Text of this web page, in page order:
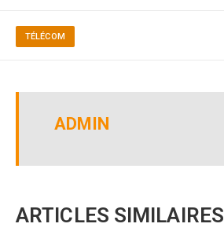
TÉLÉCOM
ADMIN
ARTICLES SIMILAIRES